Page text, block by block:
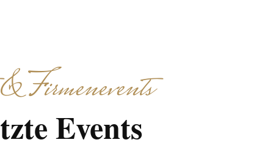
Firmenevents
Events